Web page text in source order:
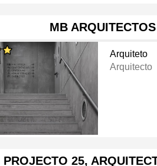
MB ARQUITECTOS
Arquiteto
Arquitecto
PROJECTO 25,